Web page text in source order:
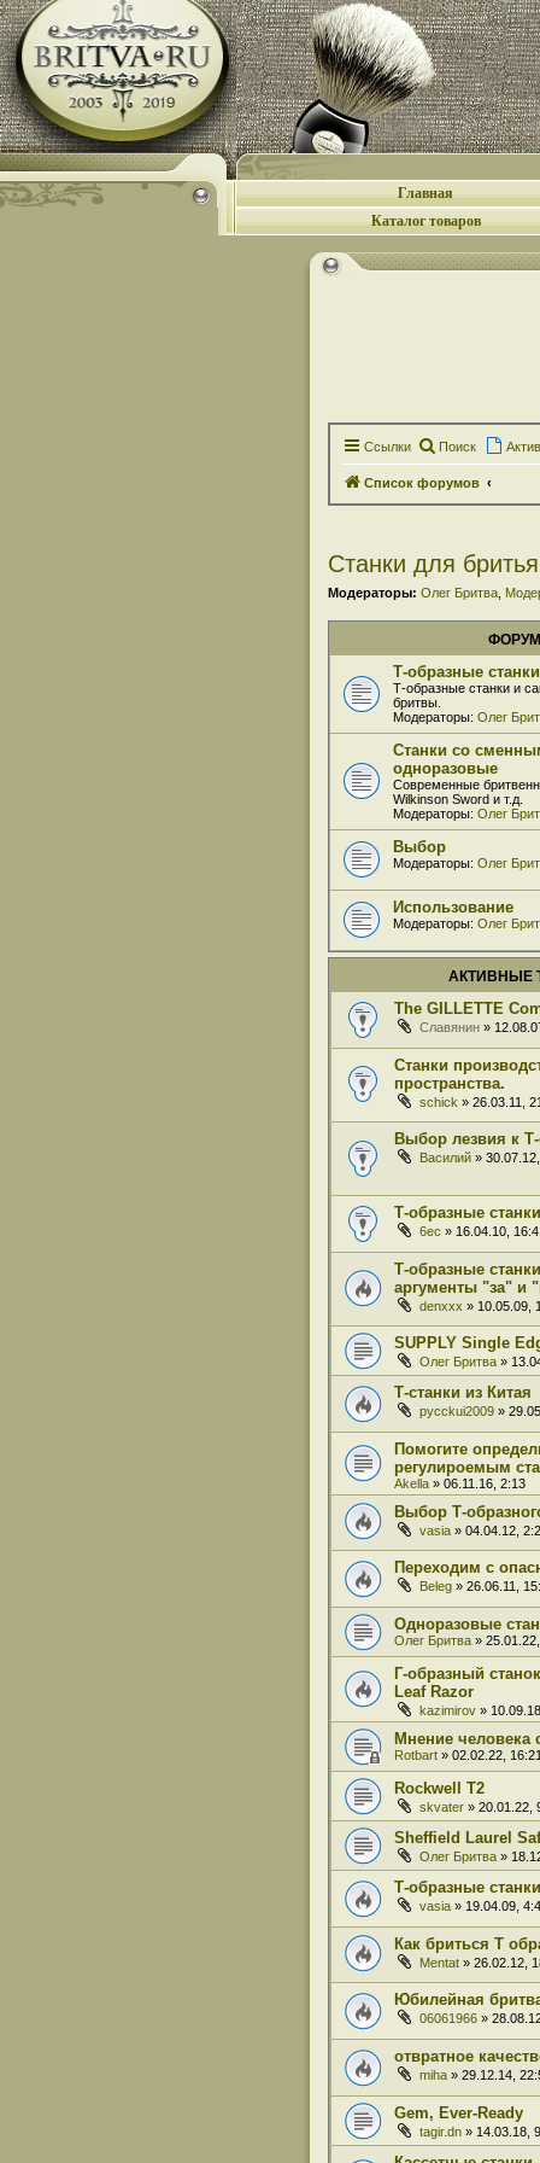
Главная
Каталог товаров
Ссылки Поиск
Список форумов
Станки для бритья
Модераторы: Олег Бритва
ФОРУМ
Т-образные станки
Т-образные станки и
бритвы.
Модераторы: Олег
Станки со
одноразовые
Современные
Wilkinson Sword и т.д.
Модераторы: Олег
Выбор
Модераторы: Олег
Использование
Модераторы: Олег
АКТИВНЫЕ
The GILLETTE
Славянин »
Станки
пространства.
schick » 26.03.11,
Выбор лезвия к
Василий »
Т-образные
6ec » 16.04.10,
Т-образные
аргументы "за" и
denxxx » 10.05.09,
SUPPLY Single
Олег Бритва »
Т-станки из Китая
pycckui2009 »
Помогите
регулироемым
Akella » 06.11.16, 2:13
Выбор Т-
vasia » 04.04.12,
Переходим с
Beleg » 26.06.11,
Одноразовые
Олег Бритва »
Г-образный
Leaf Razor
kazimirov »
Мнение человека
Rotbart » 02.02.22, 16:21
Rockwell T2
skvater » 20.01.22,
Sheffield Laurel
Олег Бритва »
Т-образные станки
vasia » 19.04.09,
Как бриться Т
Mentat » 26.02.12,
Юбилейная
06061966 »
отвратное
miha » 29.12.14,
Gem, Ever-Ready
tagir.dn » 14.03.18,